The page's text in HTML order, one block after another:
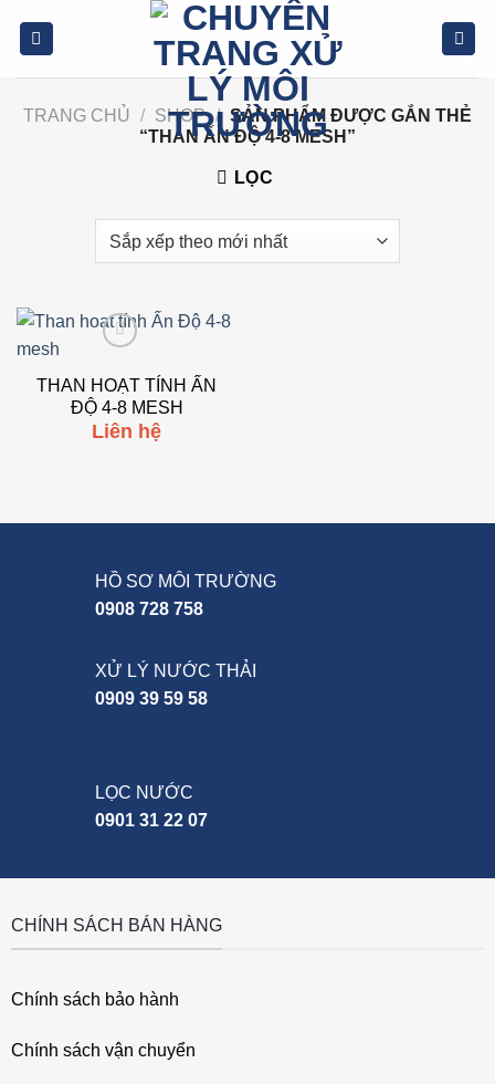
TRANG CHỦ
/ SHOP / SẢN PHẨM ĐƯỢC GẮN THẺ
“THAN ẤN ĐỘ 4-8 MESH”
LỌC
Add to wishlist
THAN HOẠT TÍNH ẤN
ĐỘ 4-8 MESH
Liên hệ
HỒ SƠ MÔI TRƯỜNG
0908 728 758
XỬ LÝ NƯỚC THẢI
0909 39 59 58
LỌC NƯỚC
0901 31 22 07
CHÍNH SÁCH BÁN HÀNG
Chính sách bảo hành
Chính sách vận chuyển